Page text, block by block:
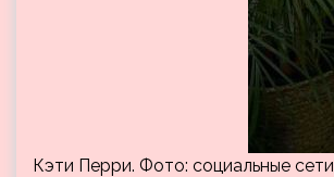
Кэти Перри. Фото: социальные сети